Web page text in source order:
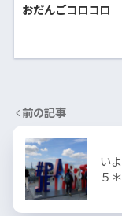
おだんごコロコロ
前の記事
い
５＊